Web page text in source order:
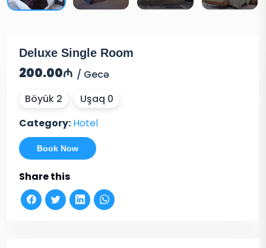
Deluxe Single Room
200.00₼ / Gecə
Böyük 2
Uşaq 0
Category: Hotel
Book Now
Share this